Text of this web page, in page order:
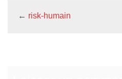
← risk-humain